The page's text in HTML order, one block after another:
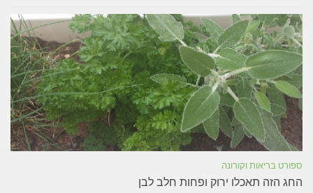
ספורט בריאות וקורונה
החג הזה תאכלו ירוק ופחות חלב לבן